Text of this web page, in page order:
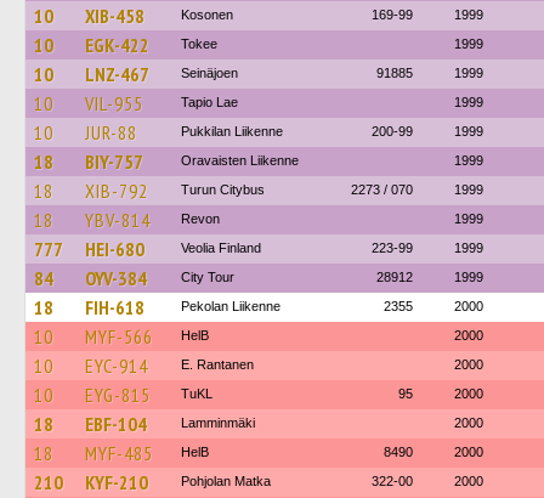
10 XIB-458 Kosonen 169-99 1999
10 EGK-422 Tokee 1999
10 LNZ-467 Seinäjoen 91885 1999
10 VIL-955 Tapio Lae 1999
10 JUR-88 Pukkilan Liikenne 200-99 1999
18 BIY-757 Oravaisten Liikenne 1999
18 XIB-792 Turun Citybus 2273 / 070 1999
18 YBV-814 Revon 1999
777 HEI-680 Veolia Finland 223-99 1999
84 OYV-384 City Tour 28912 1999
18 FIH-618 Pekolan Liikenne 2355 2000
10 MYF-566 HelB 2000
10 EYC-914 E. Rantanen 2000
10 EYG-815 TuKL 95 2000
18 EBF-104 Lamminmäki 2000
18 MYF-485 HelB 8490 2000
210 KYF-210 Pohjolan Matka 322-00 2000